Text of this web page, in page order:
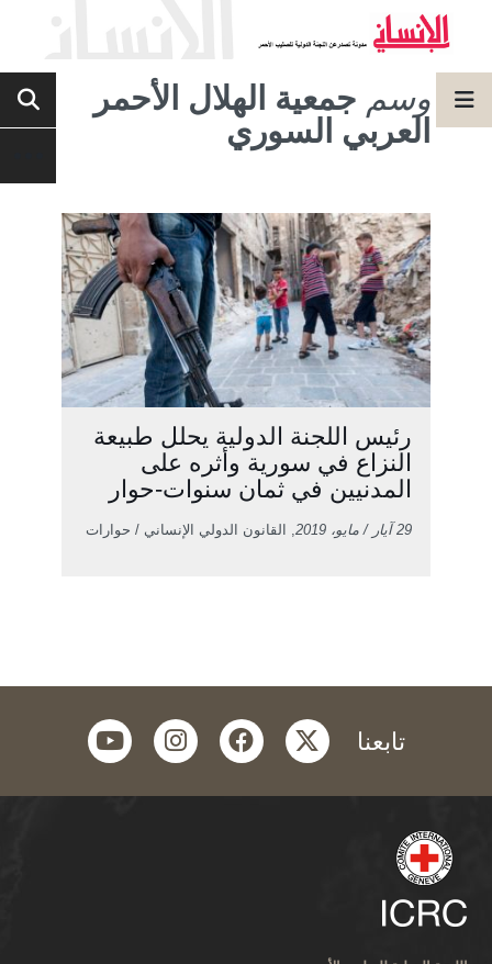
وسم جمعية الهلال الأحمر
العربي السوري
رئيس اللجنة الدولية يحلل طبيعة
النزاع في سورية وأثره على
المدنيين في ثمان سنوات-حوار
29 آيار / مايو، 2019 , القانون الدولي الإنساني / حوارات
تابعنا twitter
facebook
instagram
youtube